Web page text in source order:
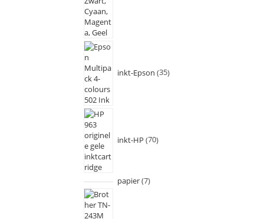
inkt-Epson 35
inkt-HP 70
papier 7